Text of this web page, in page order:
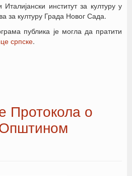
институт за културу у
за културу Града Новог Сада.
публика је могла да пратити
српске.
Протокола о